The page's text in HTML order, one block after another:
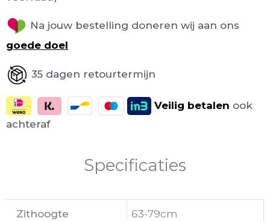
Na jouw bestelling doneren wij aan ons
goede doel
35 dagen retourtermijn
Veilig betalen ook
achteraf
Specificaties
Zithoogte 63-79cm